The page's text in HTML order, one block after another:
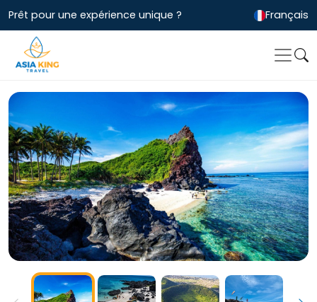
Prêt pour une expérience unique ? Français